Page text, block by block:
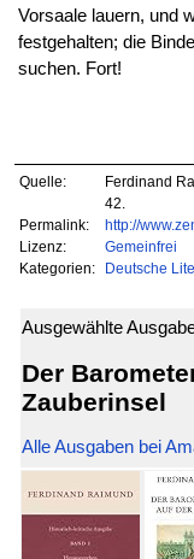
Vorsaale lauern, und
festgehalten; die
suchen. Fort!
Quelle:
Ferdinand
42.
Permalink:
http://
Lizenz:
Gemeinfrei
Kategorien:
Deutsche
Ausgewählte
Der
Zauberinsel
Alle Ausgaben bei